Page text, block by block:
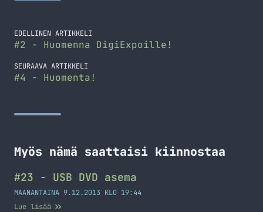
EDELLINEN ARTIKKELI
#2 - Huomenna DigiExpoille!
SEURAAVA ARTIKKELI
#4 - Huomenta!
Myös nämä saattaisi kiinnostaa
#23 - USB DVD asema
MAANANTAINA 9.12.2013 KLO 19:44
Lue lisää